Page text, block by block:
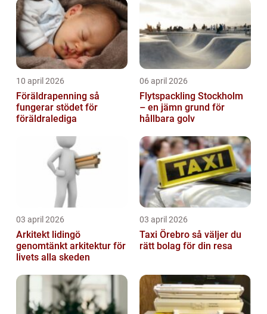
10 april 2026
Föräldrapenning så
fungerar stödet för
föräldralediga
06 april 2026
Flytspackling Stockholm
– en jämn grund för
hållbara golv
03 april 2026
Arkitekt lidingö
genomtänkt arkitektur för
livets alla skeden
03 april 2026
Taxi Örebro så väljer du
rätt bolag för din resa